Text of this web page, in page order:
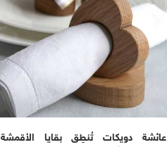
عائشة دويكات تُنطِق بقايا الأقمشة